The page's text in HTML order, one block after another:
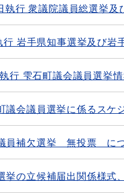
行 衆議院議員総選挙
岩手県知事選挙及び岩
行 雫石町議会議員選挙
議会議員選挙に係るスケ
員補欠選挙 無投票 に
挙の立候補届出関係様式